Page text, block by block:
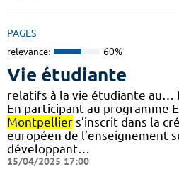
PAGES
relevance: 60%
Vie étudiante
relatifs à la vie étudiante au…
En participant au programme
Montpellier s’inscrit dans la
européen de l’enseignement
développant…
15/04/2025 17:00